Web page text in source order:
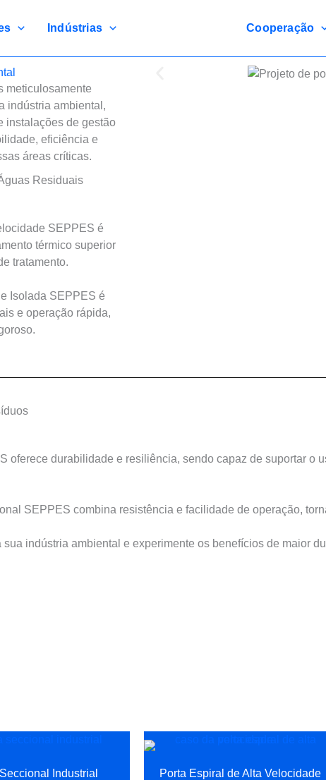
Indústrias Cooperação
meticulosamente
indústria ambiental,
instalações de gestão
eficiência e
áreas críticas.
Residuais
SEPPES é
térmico superior
tratamento.
Isolada SEPPES é
e operação rápida,
oferece durabilidade e resiliência, sendo capaz de suportar o
SEPPES combina resistência e facilidade de operação,
indústria ambiental e experimente os benefícios de maior
Industrial Porta Espiral de Alta Velocidade